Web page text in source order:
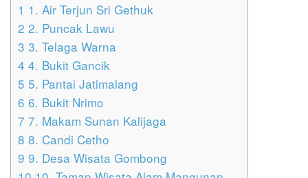
1 1. Air Terjun Sri Gethuk
2 2. Puncak Lawu
3 3. Telaga Warna
4 4. Bukit Gancik
5 5. Pantai Jatimalang
6 6. Bukit Nrimo
7 7. Makam Sunan Kalijaga
8 8. Candi Cetho
9 9. Desa Wisata Gombong